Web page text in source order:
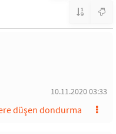
10.11.2020 03:33
düşen dondurma